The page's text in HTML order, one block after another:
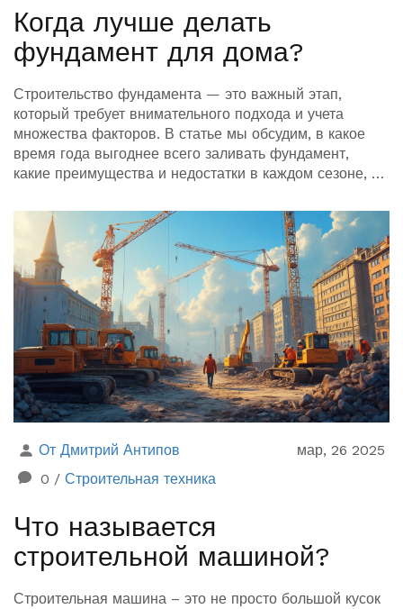
Когда лучше делать
фундамент для дома?
Строительство фундамента — это важный этап,
который требует внимательного подхода и учета
множества факторов. В статье мы обсудим, в какое
время года выгоднее всего заливать фундамент,
какие преимущества и недостатки в каждом сезоне, и
связанные с погодой. Узнайте, как климатические
условия могут влиять на прочность конструкции и что
нужно учесть при планировании работ. Это будет
особенно полезно для тех, кто собирается построить
свой дом мечты.
От Дмитрий Антипов
мар, 26 2025
0 / Строительная техника
Что называется
строительной машиной?
Строительная машина – это не просто большой кусок